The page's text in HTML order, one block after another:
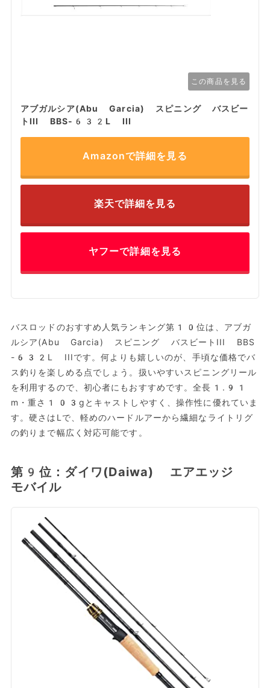
この商品を見る
アブガルシア(Abu Garcia) スピニング バスビー
トIII BBS-632L III
Amazonで詳細を見る
楽天で詳細を見る
ヤフーで詳細を見る
バスロッドのおすすめ人気ランキング第10位は、アブガ
ルシア(Abu Garcia) スピニング バスビートIII BBS
-632L IIIです。何よりも嬉しいのが、手頃な価格でバ
ス釣りを楽しめる点でしょう。扱いやすいスピニングリール
を利用するので、初心者にもおすすめです。全長1.91
m・重さ103gとキャストしやすく、操作性に優れていま
す。硬さはLで、軽めのハードルアーから繊細なライトリグ
の釣りまで幅広く対応可能です。
第9位：ダイワ(Daiwa) エアエッジ
モバイル